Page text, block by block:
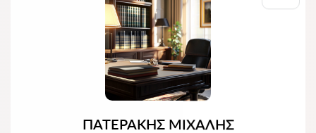
ΠΑΤΕΡΑΚΗΣ ΜΙΧΑΛΗΣ